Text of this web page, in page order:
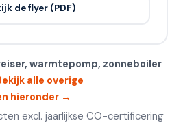
de flyer (PDF)
warmtepomp, zonneboiler
alle overige
hieronder →
excl. jaarlijkse CO-certificering